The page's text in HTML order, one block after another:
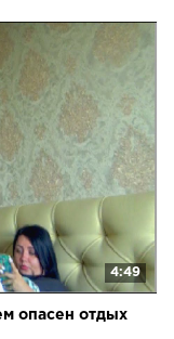
4:49
опасен отдых